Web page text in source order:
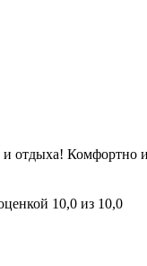
отдыха! Комфортно
10,0 из 10,0